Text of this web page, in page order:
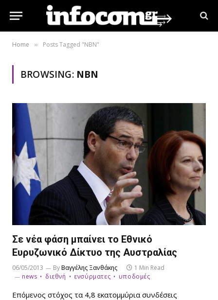
Home » Posts Tagged "NBN"
BROWSING: NBN
Σε νέα φάση μπαίνει το Εθνικό
Ευρυζωνικό Δίκτυο της Αυστραλίας
06/05/2013 ByΒαγγέλης Ξανθάκης
1 Min Read
news
διεθνή ενσύρματες υποδομές
Επόμενος στόχος τα 4,8 εκατομμύρια συνδέσεις